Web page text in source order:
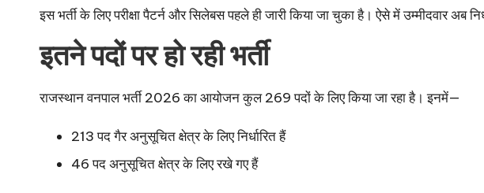
इस भर्ती के लिए परीक्षा पैटर्न और सिलेबस पहले ही जारी किया जा चुका है। ऐसे में उम्मीदवार अब
इतने पदों पर हो रही भर्ती
राजस्थान वनपाल भर्ती 2026 का आयोजन कुल 269 पदों के लिए किया जा रहा है। इनमें—
213 पद गैर अनुसूचित क्षेत्र के लिए निर्धारित हैं
46 पद अनुसूचित क्षेत्र के लिए रखे गए हैं